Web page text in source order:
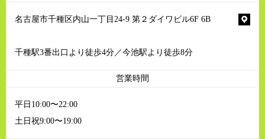
名古屋市千種区内山一丁目24-9 第２ダイワビル6F 6B
千種駅3番出口より徒歩4分／今池駅より徒歩8分
営業時間
平日10:00〜22:00
土日祝9:00〜19:00